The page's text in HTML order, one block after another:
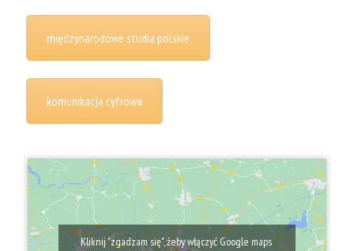
międzynarodowe studia polskie
komunikacja cyfrowa
Kliknij "zgadzam się", żeby włączyć Google maps